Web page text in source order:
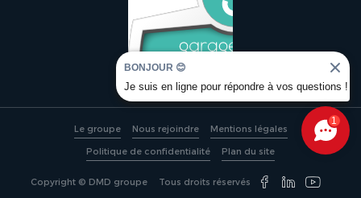
Le groupe Nous rejoindre Mentions légales
Politique de confidentialité Plan du site
Copyright © DMD groupe Tous droits réservés
1
BONJOUR 😊
Je suis en ligne pour répondre à vos questions !